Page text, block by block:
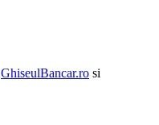
GhiseulBancar.ro si